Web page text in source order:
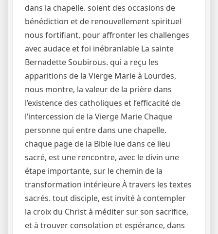
dans la chapelle. soient des occasions de
bénédiction et de renouvellement spirituel
nous fortifiant, pour affronter les challenges
avec audace et foi inébranlable La sainte
Bernadette Soubirous. qui a reçu les
apparitions de la Vierge Marie à Lourdes,
nous montre, la valeur de la prière dans
l’existence des catholiques et l’efficacité de
l’intercession de la Vierge Marie Chaque
personne qui entre dans une chapelle.
chaque page de la Bible lue dans ce lieu
sacré, est une rencontre, avec le divin une
étape importante, sur le chemin de la
transformation intérieure À travers les textes
sacrés. tout disciple, est invité à contempler
la croix du Christ à méditer sur son sacrifice,
et à trouver consolation et espérance, dans